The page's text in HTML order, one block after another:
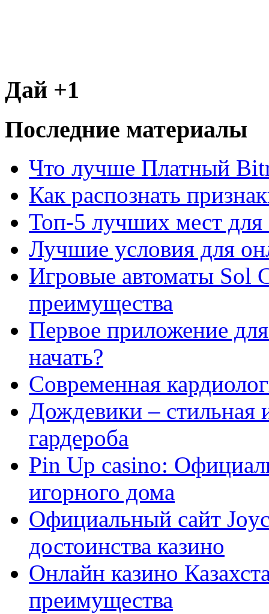
Дай +1
Последние материалы
Что лучше Платный
Как распознать
Топ-5 лучших мест для
Лучшие условия для
Игровые автоматы Sol
преимущества
Первое приложение
начать?
Современная
Дождевики – стильная
гардероба
Pin Up casino:
игорного дома
Официальный сайт
достоинства казино
Онлайн казино
преимущества